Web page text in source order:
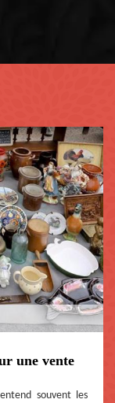
une vente
souvent les